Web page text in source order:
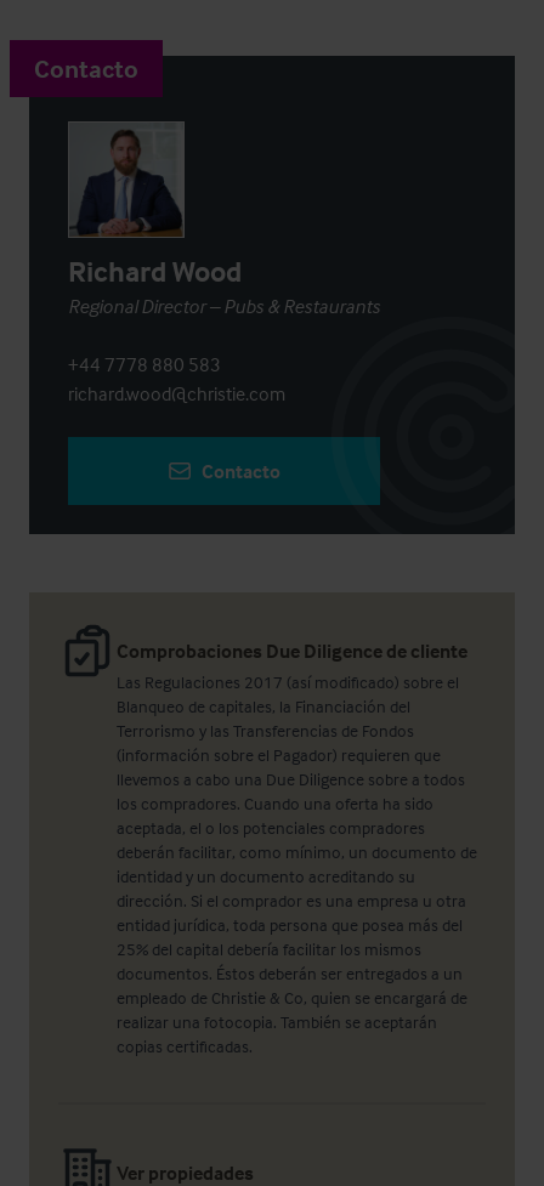
Comprobaciones Due Diligence de cliente
Las Regulaciones 2017 (así modificado) sobre el
Blanqueo de capitales, la Financiación del
Terrorismo y las Transferencias de Fondos
(información sobre el Pagador) requieren que
llevemos a cabo una Due Diligence sobre a todos
los compradores. Cuando una oferta ha sido
aceptada, el o los potenciales compradores
deberán facilitar, como mínimo, un documento de
identidad y un documento acreditando su
dirección. Si el comprador es una empresa u otra
entidad jurídica, toda persona que posea más del
25% del capital debería facilitar los mismos
documentos. Éstos deberán ser entregados a un
empleado de Christie & Co, quien se encargará de
realizar una fotocopia. También se aceptarán
copias certificadas.
Ver propiedades
Contacto
Richard Wood
Regional Director – Pubs & Restaurants
+44 7778 880 583
richard.wood@christie.com
Contacto